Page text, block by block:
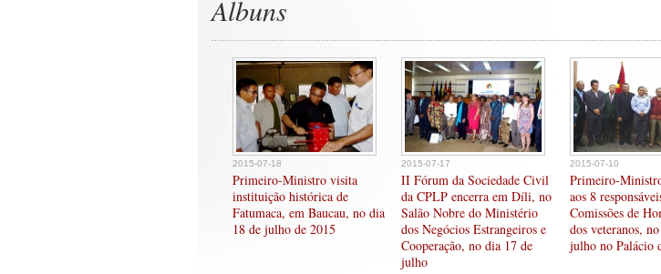
Albuns
2015-07-18
Primeiro-Ministro visita
instituição histórica de
Fatumaca, em Baucau, no dia
18 de julho de 2015
2015-07-17
II Fórum da Sociedade Civil
da CPLP encerra em Díli, no
Salão Nobre do Ministério
dos Negócios Estrangeiros e
Cooperação, no dia 17 de
julho
2015-07-10
Primeiro-
aos 8
Comissões de
dos veteranos,
julho no Palácio